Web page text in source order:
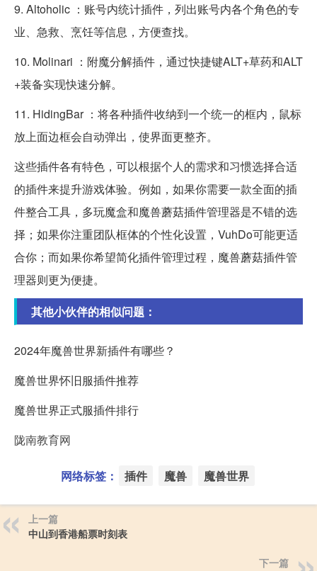
9. Altoholic ：账号内统计插件，列出账号内各个角色的专
业、急救、烹饪等信息，方便查找。
10. Molinari ：附魔分解插件，通过快捷键ALT+草药和ALT
+装备实现快速分解。
11. HidingBar ：将各种插件收纳到一个统一的框内，鼠标
放上面边框会自动弹出，使界面更整齐。
这些插件各有特色，可以根据个人的需求和习惯选择合适
的插件来提升游戏体验。例如，如果你需要一款全面的插
件整合工具，多玩魔盒和魔兽蘑菇插件管理器是不错的选
择；如果你注重团队框体的个性化设置，VuhDo可能更适
合你；而如果你希望简化插件管理过程，魔兽蘑菇插件管
理器则更为便捷。
其他小伙伴的相似问题：
2024年魔兽世界新插件有哪些？
魔兽世界怀旧服插件推荐
魔兽世界正式服插件排行
陇南教育网
网络标签： 插件 魔兽 魔兽世界
上一篇
中山到香港船票时刻表
下一篇